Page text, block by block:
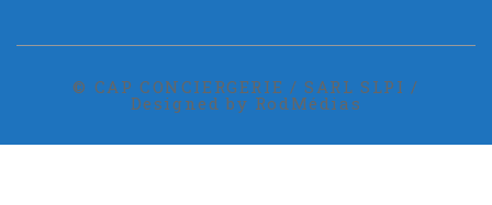
© CAP CONCIERGERIE / SARL SLPI /
Designed by RodMédias